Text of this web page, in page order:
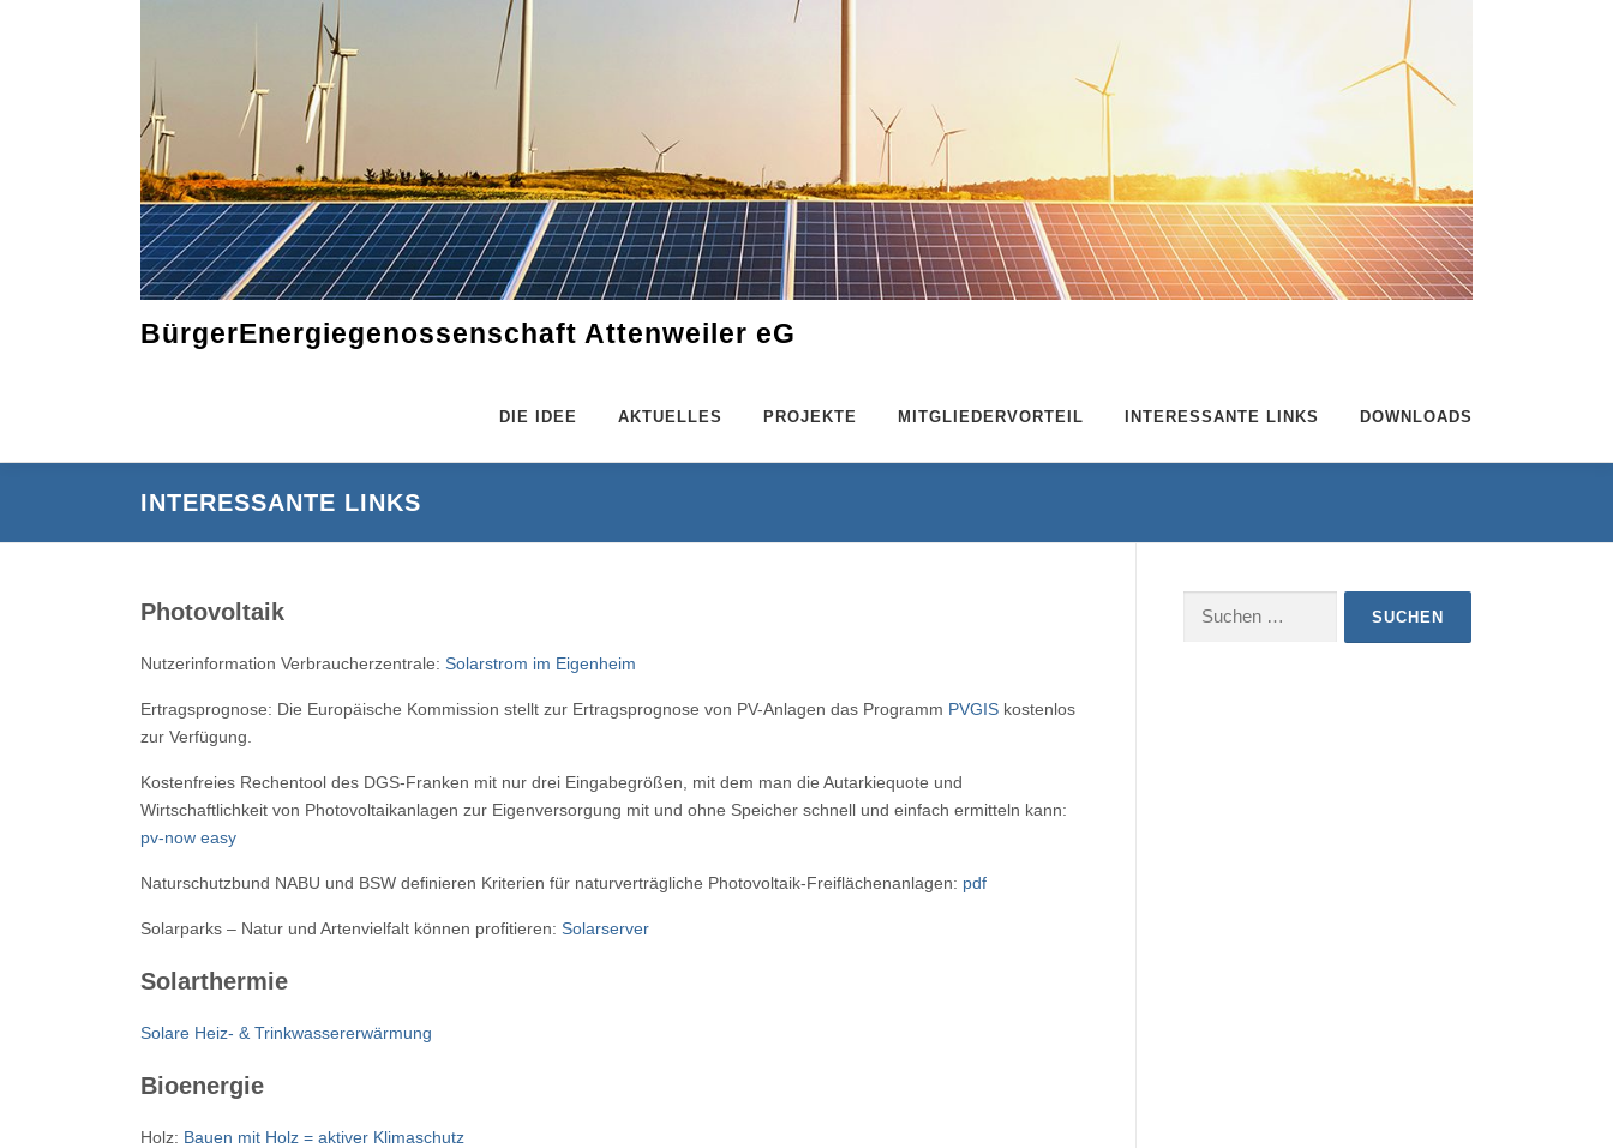
BürgerEnergiegenossenschaft Attenweiler eG
DIE IDEE AKTUELLES PROJEKTE MITGLIEDERVORTEIL INTERESSANTE LINKS DOWNLOADS
INTERESSANTE LINKS
Photovoltaik
Nutzerinformation Verbraucherzentrale: Solarstrom im Eigenheim
Ertragsprognose: Die Europäische Kommission stellt zur Ertragsprognose von PV-Anlagen das Programm PVGIS kostenlos
zur Verfügung.
Kostenfreies Rechentool des DGS-Franken mit nur drei Eingabegrößen, mit dem man die Autarkiequote und
Wirtschaftlichkeit von Photovoltaikanlagen zur Eigenversorgung mit und ohne Speicher schnell und einfach ermitteln kann:
pv-now easy
Naturschutzbund NABU und BSW definieren Kriterien für naturverträgliche Photovoltaik-Freiflächenanlagen: pdf
Solarparks – Natur und Artenvielfalt können profitieren: Solarserver
Solarthermie
Solare Heiz- & Trinkwassererwärmung
Bioenergie
Holz: Bauen mit Holz = aktiver Klimaschutz